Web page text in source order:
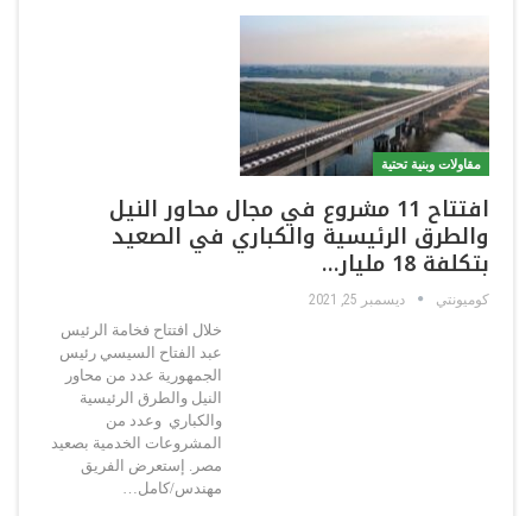
مقاولات وبنية تحتية
افتتاح 11 مشروع في مجال محاور النيل
والطرق الرئيسية والكباري في الصعيد
بتكلفة 18 مليار…
كوميونتي ديسمبر 25, 2021
خلال افتتاح فخامة الرئيس
عبد الفتاح السيسي رئيس
الجمهورية عدد من محاور
النيل والطرق الرئيسية
والكباري وعدد من
المشروعات الخدمية بصعيد
مصر. إستعرض الفريق
مهندس/كامل…